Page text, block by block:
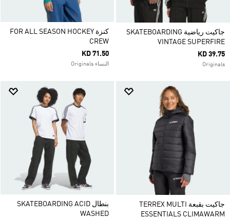
جاكيت رياضية SKATEBOARDING
VINTAGE SUPERFIRE
KD 39.75
Originals
كنزة FOR ALL SEASON HOCKEY
CREW
KD 71.50
النساء Originals
جاكيت بقبعة TERREX MULTI
ESSENTIALS CLIMAWARM
بنطال SKATEBOARDING ACID
WASHED